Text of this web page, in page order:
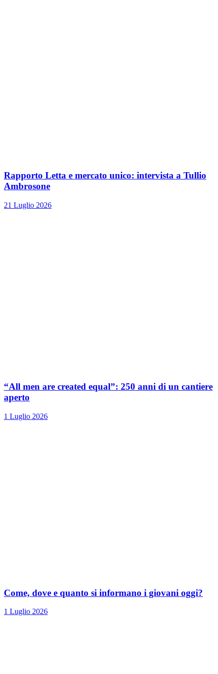
Rapporto Letta e mercato unico: intervista a Tullio
Ambrosone
21 Luglio 2026
“All men are created equal”: 250 anni di un cantiere
aperto
1 Luglio 2026
Come, dove e quanto si informano i giovani oggi?
1 Luglio 2026